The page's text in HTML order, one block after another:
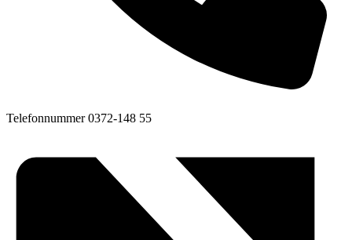
Telefonnummer0372-148 55